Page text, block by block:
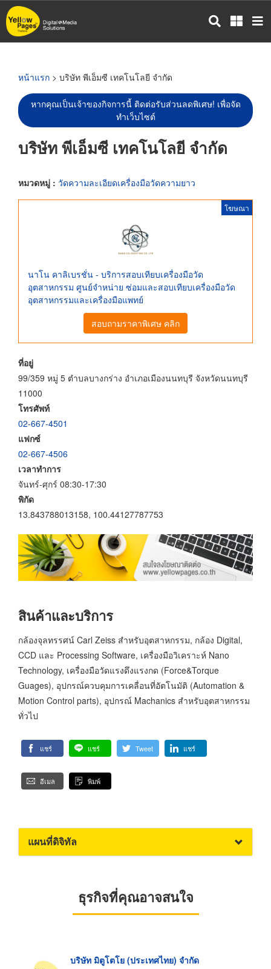
ข้าม
ไป
หน้าแรก > บริษัท พีเอ็มซี เทคโนโลยี จำกัด
หากคุณเป็นเจ้าของกิจการนี้ ติดต่อรับส่วนลดพิเศษ! เพื่อจัด
ทำเว็บไซต์
บริษัท พีเอ็มซี เทคโนโลยี จำกัด
หมวดหมู่ : วัดความละเอียดเครื่องมือวัดความยาว
โฆษณา
นาโน คาลิเบรชั่น - บริการสอบเทียบเครื่องมือวัด
อุตสาหกรรม ศูนย์จําหน่าย ซ่อมและสอบเทียบเครื่องมือวัด
อุตสาหกรรมและเครื่องมือแพทย์
สอบถามราคาพิเศษ คลิก
ที่อยู่
99/359 หมู่ 5 ตำบลบางกร่าง อำเภอเมืองนนทบุรี จังหวัดนนทบุรี
11000
โทรศัพท์
02-667-4501
แฟกซ์
02-667-4506
เวลาทำการ
จันทร์-ศุกร์ 08:30-17:30
พิกัด
13.843788013158, 100.44127787753
สินค้าและบริการ
กล้องจุลทรรศน์ Carl Zeiss สำหรับอุตสาหกรรม, กล้อง Digital,
CCD และ Processing Software, เครื่องมือวิเคราะห์ Nano
Technology, เครื่องมือวัดแรงดึงแรงกด (Force&Torque
Guages), อุปกรณ์ควบคุมการเคลื่อนที่อัตโนมัติ (Automation &
Motion Control parts), อุปกรณ์ Machanics สำหรับอุตสาหกรรม
ทั่วไป
แชร์ แชร์ Tweet แชร์
อีเมล พิมพ์
แผนที่ดิจิทัล
ธุรกิจที่คุณอาจสนใจ
บริษัท มิตูโตโย (ประเทศไทย) จำกัด